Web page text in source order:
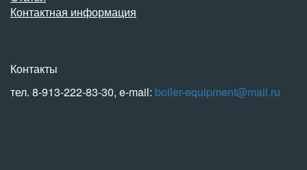
Контактная информация
Контакты
тел. 8-913-222-83-30, e-mail: boiler-equipment@mail.ru